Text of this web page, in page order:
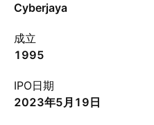
Cyberjaya
成立
1995
IPO日期
2023年5月19日